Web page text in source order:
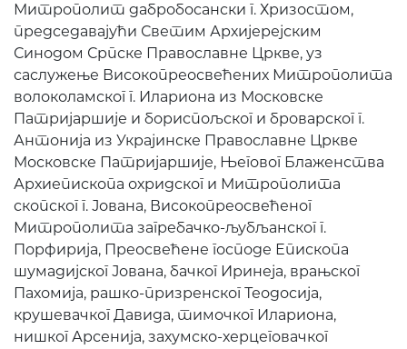
Митрополит дабробосански г. Хризостом,
председавајући Светим Архијерејским
Синодом Српске Православне Цркве, уз
саслужење Високопреосвећених Митрополита
волоколамског г. Илариона из Московске
Патријаршије и бориспољског и броварског г.
Антонија из Украјинске Православне Цркве
Московске Патријаршије, Његовог Блаженства
Архиепископа охридског и Митрополита
скопског г. Јована, Високопреосвећеног
Митрополита загребачко-љубљанског г.
Порфирија, Преосвећене господе Епископа
шумадијског Јована, бачког Иринеја, врањског
Пахомија, рашко-призренског Теодосија,
крушевачког Давида, тимочког Илариона,
нишког Арсенија, захумско-херцеговачког